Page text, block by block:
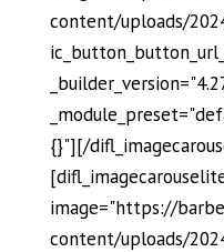
content/uploads/
{}"][/
image="https://
content/uploads/